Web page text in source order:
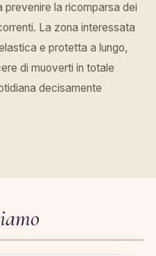
la ricomparsa dei
La zona interessata
e protetta a lungo,
di muoverti in totale
decisamente